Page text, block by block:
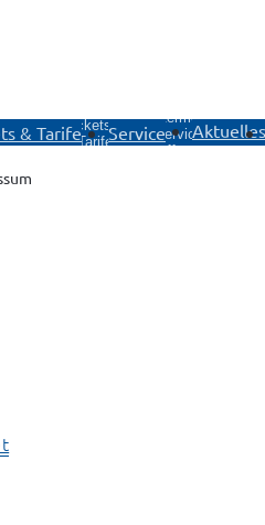
& TarifeTickets &
TarifeService
Untermenü
Service
öffnen
Aktuelles